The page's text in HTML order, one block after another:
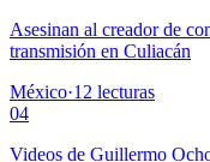
Asesinan al creador de
transmisión en Culiacán
México·12 lecturas
04
Videos de Guillermo